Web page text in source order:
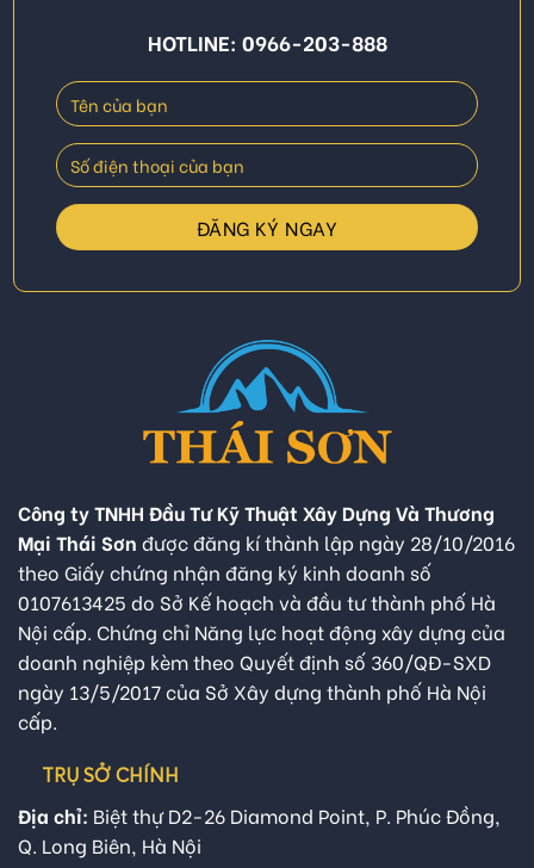
HOTLINE: 0966-203-888
Công ty TNHH Đầu Tư Kỹ Thuật Xây Dựng Và Thương
Mại Thái Sơn được đăng kí thành lập ngày 28/10/2016
theo Giấy chứng nhận đăng ký kinh doanh số
0107613425 do Sở Kế hoạch và đầu tư thành phố Hà
Nội cấp. Chứng chỉ Năng lực hoạt động xây dựng của
doanh nghiệp kèm theo Quyết định số 360/QĐ-SXD
ngày 13/5/2017 của Sở Xây dựng thành phố Hà Nội
cấp.
TRỤ SỞ CHÍNH
Địa chỉ: Biệt thự D2-26 Diamond Point, P. Phúc Đồng,
Q. Long Biên, Hà Nội